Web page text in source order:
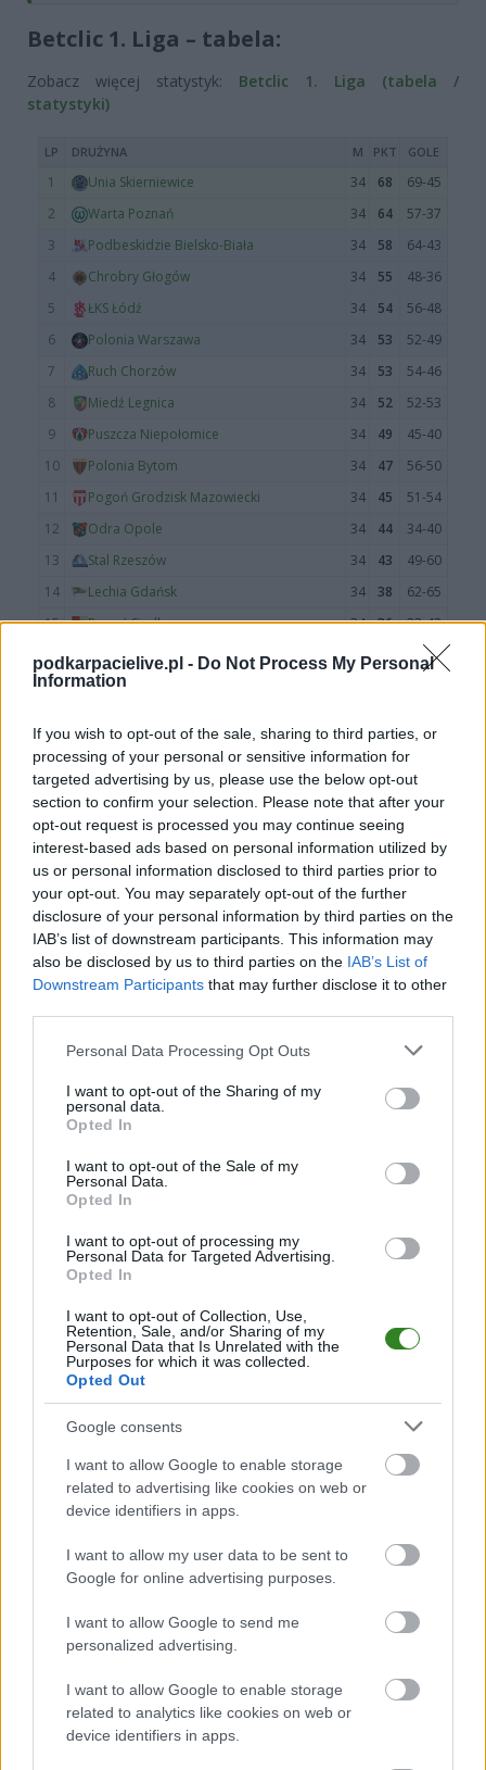
podkarpacielive.pl - Do Not Process My Personal
Information
If you wish to opt-out of the sale, sharing to third parties, or
processing of your personal or sensitive information for
targeted advertising by us, please use the below opt-out
section to confirm your selection. Please note that after your
opt-out request is processed you may continue seeing
interest-based ads based on personal information utilized by
us or personal information disclosed to third parties prior to
your opt-out. You may separately opt-out of the further
disclosure of your personal information by third parties on the
IAB’s list of downstream participants. This information may
also be disclosed by us to third parties on the IAB’s List of
Downstream Participants that may further disclose it to other
Please note that this website/app uses one or more Google
not limited to your visit or usage behaviour. You may click to
grant or deny consent to Google and its third-party tags to
use your data for below specified purposes in below Google
consent section.
Personal Data Processing Opt Outs
I want to opt-out of the Sharing of my
personal data.
Opted In
I want to opt-out of the Sale of my
Personal Data.
Opted In
I want to opt-out of processing my
Personal Data for Targeted Advertising.
Opted In
I want to opt-out of Collection, Use,
Retention, Sale, and/or Sharing of my
Personal Data that Is Unrelated with the
Purposes for which it was collected.
Opted Out
Google consents
I want to allow Google to enable storage
related to advertising like cookies on web or
device identifiers in apps.
I want to allow my user data to be sent to
Google for online advertising purposes.
I want to allow Google to send me
personalized advertising.
I want to allow Google to enable storage
related to analytics like cookies on web or
device identifiers in apps.
Betclic 1. Liga – tabela:
Zobacz więcej statystyk: Betclic 1. Liga (tabela /
statystyki)
Więcej o meczu: Polonia Warszawa - Wisła Kraków
Więcej o lidze:
CZYTAJ TAKŻE
przed derbami ze
Stalą Rzeszów:
Musimy dać z siebie
110%
2026-08-06 18:25
STS Puchar Polski
wszystkie pary I
rundy. Nie
zabraknie hitowych
Polonia Warszawa -
Unia Skierniewice
transmisja na żywo.
Gdzie oglądać?
(01.08.2026)
KOMENTARZE
⚠
Teraz komentarze są domyślnie ukryte, aby
poprawić komfort korzystania z serwisu. Kliknij
przycisk „Zobacz komentarze”, aby je wyświetlić i
NASTĘPNY ARTYKUŁ
2026-05-14 11:49